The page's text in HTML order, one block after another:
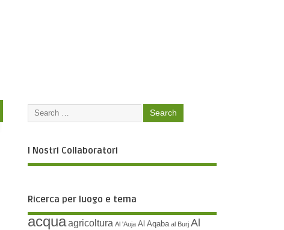
I Nostri Collaboratori
Ricerca per luogo e tema
acquaagricoltura Al 'Auja Al Aqaba al Burj Al